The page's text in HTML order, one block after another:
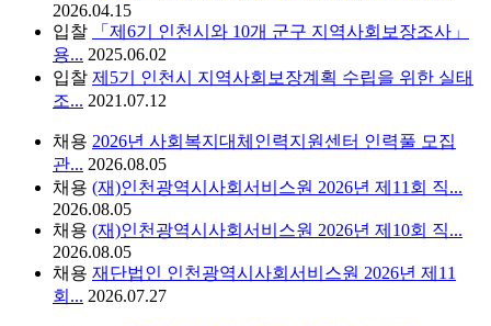
2026.04.15
입찰
「제6기 인천시와 10개 군구 지역사회보장조사」
용... 2025.06.02
입찰 제5기 인천시 지역사회보장계획 수립을 위한 실태
조... 2021.07.12
채용 2026년 사회복지대체인력지원센터 인력풀 모집
관... 2026.08.05
채용 (재)인천광역시사회서비스원 2026년 제11회 직...
2026.08.05
채용 (재)인천광역시사회서비스원 2026년 제10회 직...
2026.08.05
채용 재단법인 인천광역시사회서비스원 2026년 제11
회... 2026.07.27